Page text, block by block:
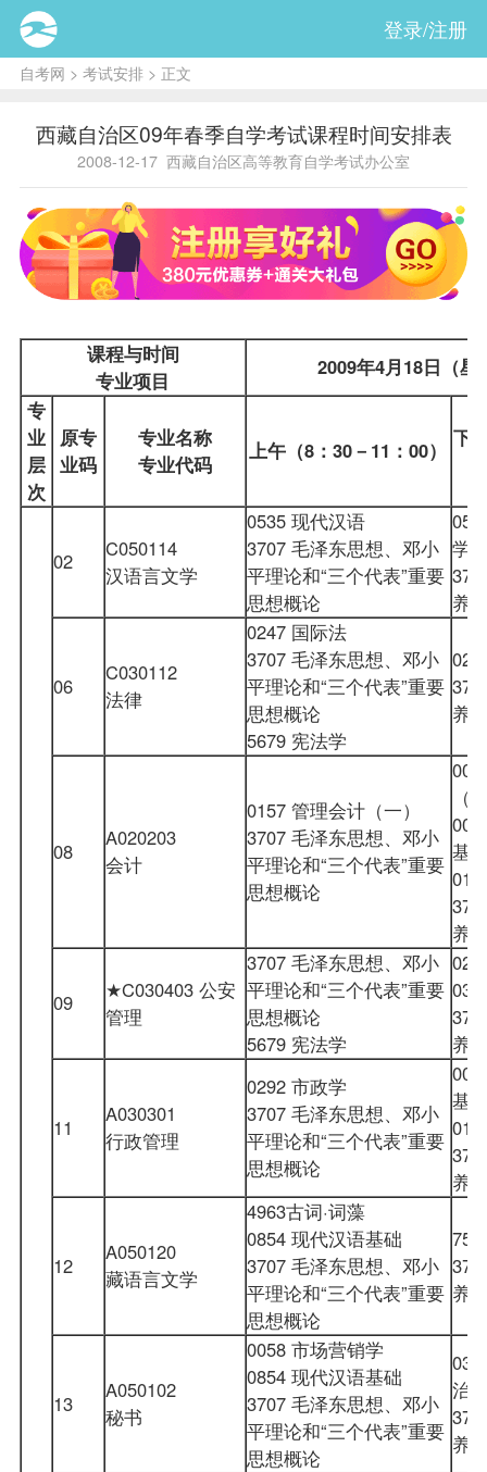
登录/注册
自考网 > 考试安排 > 正文
西藏自治区09年春季自学考试课程时间安排表
2008-12-17 西藏自治区高等教育自学考试办公室
课程与时间
专业项目
2009年4月18日（星
专
业
层
次
原专
业码
专业名称
专业代码
上午（8：30－11：00） 下
02
C050114
汉语言文学
0535 现代汉语
3707 毛泽东思想、邓小
平理论和“三个代表”重要
思想概论
学
养
06
C030112
法律
0247 国际法
3707 毛泽东思想、邓小
平理论和“三个代表”重要
思想概论
5679 宪法学
养
08
A020203
会计
0157 管理会计（一）
3707 毛泽东思想、邓小
平理论和“三个代表”重要
思想概论
（
基
养
09
★C030403 公安
管理
3707 毛泽东思想、邓小
平理论和“三个代表”重要
思想概论
5679 宪法学
养
11
A030301
行政管理
0292 市政学
3707 毛泽东思想、邓小
平理论和“三个代表”重要
思想概论
基
养
12
A050120
藏语言文学
4963古词·词藻
0854 现代汉语基础
3707 毛泽东思想、邓小
平理论和“三个代表”重要
思想概论
养
13
A050102
秘书
0058 市场营销学
0854 现代汉语基础
3707 毛泽东思想、邓小
平理论和“三个代表”重要
思想概论
治
养